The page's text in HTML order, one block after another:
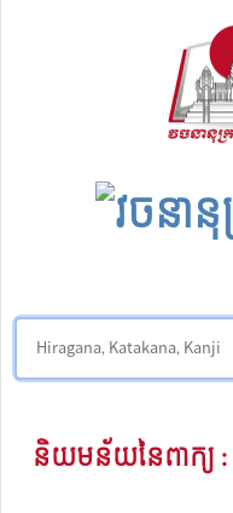
និយមន័យនៃពាក្យ :